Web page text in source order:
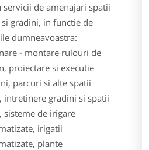
servicii de amenajari spatii
gradini, in functie de
dumneavoastra:
- montare rulouri de
proiectare si executie
parcuri si alte spatii
intretinere gradini si spatii
sisteme de irigare
irigatii
plante